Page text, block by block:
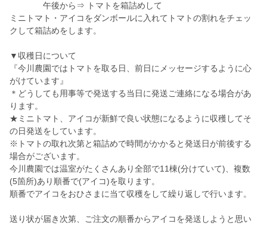
午後から⇒ トマトを箱詰めして
ミニトマト・アイコをダンボールに入れてトマトの割れをチェッ
クして箱詰めをします。
▼収穫日について
『今川農園ではトマトを取る日、前日にメッセージするように心
がけています』
＊どうしても用事等で発送する当日に発送ご連絡になる場合があ
ります。
★ミニトマト、アイコが新鮮で良い状態になるように収穫してそ
の日発送をしています。
※トマトの取れ次第と箱詰めで時間がかかると発送日が前後する
場合がございます。
今川農園では温室がたくさんあり全部で11棟(分けていて)、複数
(5箇所)あり順番で(アイコ)を取ります。
順番でアイコをおひさまに当て収穫をして繰り返しで行います。
送り状が届き次第、ご注文の順番からアイコを発送しようと思い